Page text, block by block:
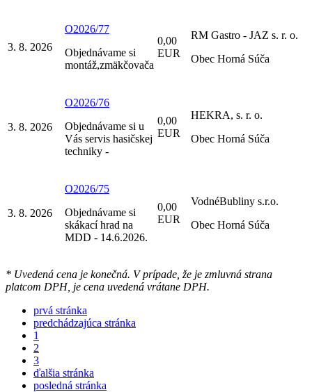
3. 8. 2026
O2026/77
Objednávame si
montáž,zmäkčovača
0,00
EUR
RM Gastro - JAZ s. r. o.
Obec Horná Súča
3. 8. 2026
O2026/76
Objednávame si u
Vás servis hasičskej
techniky -
0,00
EUR
HEKRA, s. r. o.
Obec Horná Súča
3. 8. 2026
O2026/75
Objednávame si
skákací hrad na
MDD - 14.6.2026.
0,00
EUR
VodnéBubliny s.r.o.
Obec Horná Súča
* Uvedená cena je konečná. V prípade, že je zmluvná strana
platcom DPH, je cena uvedená vrátane DPH.
prvá stránka
predchádzajúca stránka
1
2
3
ďalšia stránka
posledná stránka